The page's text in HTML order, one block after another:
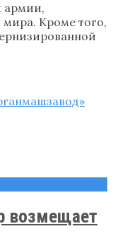
армии,
Кроме того,
возмещает